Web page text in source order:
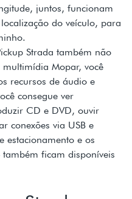
juntos, funcionam
do veículo, para
Strada também não
Mopar, você
recursos de áudio e
consegue ver
CD e DVD, ouvir
conexões via USB e
estacionamento e os
ficam disponíveis